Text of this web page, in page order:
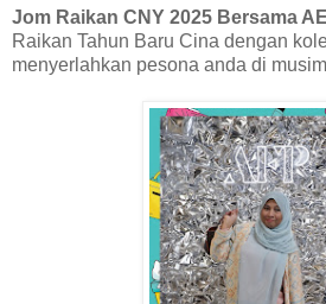
Jom Raikan CNY 2025 Bersama
Raikan Tahun Baru Cina dengan
menyerlahkan pesona anda di